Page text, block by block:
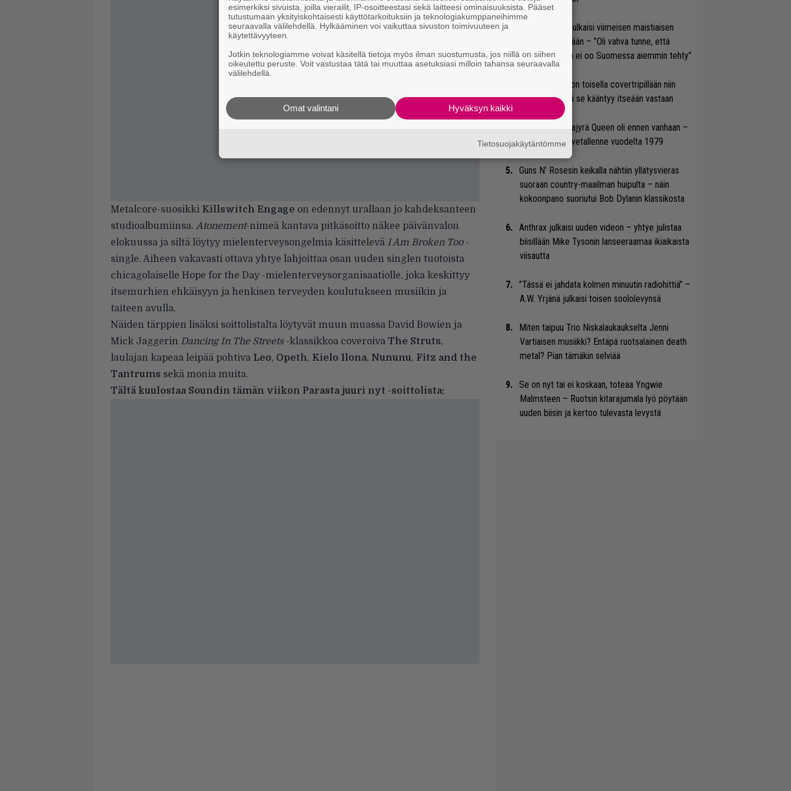
Metalcore-suosikki Killswitch Engage on edennyt urallaan jo kahdeksanteen
studioalbumiinsa. Atonement-nimeä kantava pitkäsoitto näkee päivänvalon
elokuussa ja siltä löytyy mielenterveysongelmia käsittelevä I Am Broken Too -
single. Aiheen vakavasti ottava yhtye lahjoittaa osan uuden singlen tuotoista
chicagolaiselle Hope for the Day -mielenterveysorganisaatiolle, joka keskittyy
itsemurhien ehkäisyyn ja henkisen terveyden koulutukseen musiikin ja
taiteen avulla.
Näiden tärppien lisäksi soittolistalta löytyvät muun muassa David Bowien ja
Mick Jaggerin Dancing In The Streets -klassikkoa coveroiva The Struts,
laulajan kapeaa leipää pohtiva Leo, Opeth, Kielo Ilona, Nununu, Fitz and the
Tantrums sekä monia muita.
Tältä kuulostaa Soundin tämän viikon Parasta juuri nyt -soittolista:
Marko Annala julkaisi viimeisen maistiaisen
soolodebyytiltään – ”Oli vahva tunne, että
tällaista musaa ei oo Suomessa aiemmin tehty”
Arvio: Saimaa on toisella covertripillään niin
suvereeni, että se kääntyy itseään vastaan
Tällainen keikkajyrä Queen oli ennen vanhaan –
katso tulinen livetallenne vuodelta 1979
Guns N’ Rosesin keikalla nähtiin yllätysvieras
suoraan country-maailman huipulta – näin
kokoonpano suoriutui Bob Dylanin klassikosta
Anthrax julkaisi uuden videon – yhtye julistaa
biisillään Mike Tysonin lanseeraamaa ikiaikaista
viisautta
”Tässä ei jahdata kolmen minuutin radiohittiä” –
A.W. Yrjänä julkaisi toisen soololevynsä
Miten taipuu Trio Niskalaukaukselta Jenni
Vartiaisen musiikki? Entäpä ruotsalainen death
metal? Pian tämäkin selviää
Se on nyt tai ei koskaan, toteaa Yngwie
Malmsteen – Ruotsin kitarajumala lyö pöytään
uuden biisin ja kertoo tulevasta levystä
esimerkiksi sivuista, joilla vierailit, IP-osoitteestasi sekä laitteesi ominaisuuksista. Pääset
tutustumaan yksityiskohtaisesti käyttötarkoituksiin ja teknologiakumppaneihimme
seuraavalla välilehdellä. Hylkääminen voi vaikuttaa sivuston toimivuuteen ja
käytettävyyteen.
Jotkin teknologiamme voivat käsitellä tietoja myös ilman suostumusta, jos niillä on siihen
oikeutettu peruste. Voit vastustaa tätä tai muuttaa asetuksiasi milloin tahansa seuraavalla
välilehdellä.
Hyväksyn kaikki
Omat valintani
Tietosuojakäytäntömme